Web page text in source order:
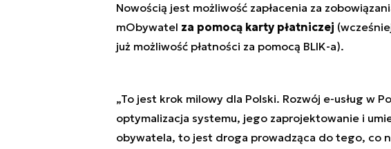
Nowością jest możliwość zapłacenia za
mObywatel za pomocą karty płatniczej
już możliwość płatności za pomocą BLIK-a).
„To jest krok milowy dla Polski. Rozwój e-usług w
optymalizacja systemu, jego zaprojektowanie i
obywatela, to jest droga prowadząca do tego, co